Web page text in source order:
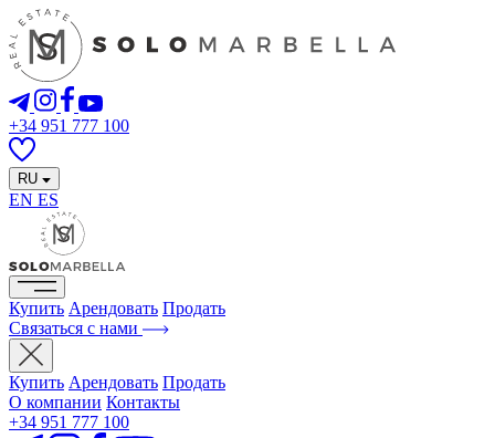
+34 951 777 100
RU
EN ES
Купить Арендовать Продать
Связаться с нами
Купить Арендовать Продать
О компании Контакты
+34 951 777 100